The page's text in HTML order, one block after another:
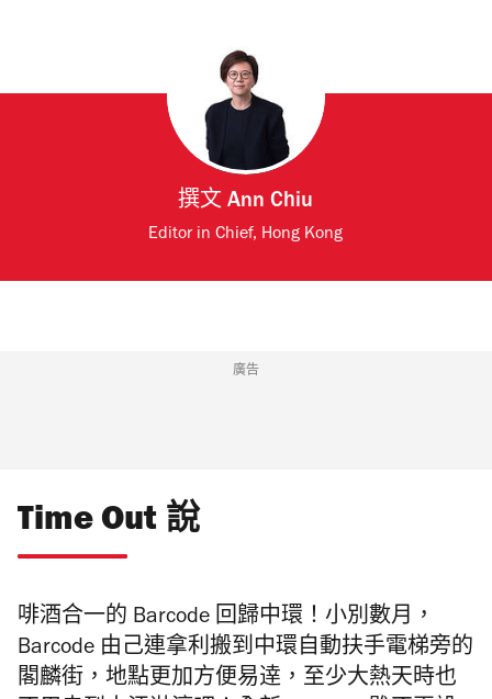
撰文Ann Chiu
Editor in Chief, Hong Kong
廣告
Time Out 說
啡酒合一的 Barcode 回歸中環！小別數月，
Barcode 由己連拿利搬到中環自動扶手電梯旁的
閣麟街，地點更加方便易逹，至少大熱天時也